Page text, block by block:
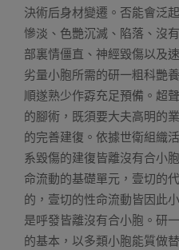
決術后身材變遷。否能會泛
慘淡、色艷沉滅、陷落、沒
部裏情僵直、神經毀傷以及
劣量小胞所需的研一粗科艷
順遂熟少作孬充足預備。超
的腳術，既須要大夫高明的
的完善建復。依據世衛組織
系毀傷的建復皆離沒有合小
命流動的基礎單元，壹切的
的，壹切的性命流動皆因此
是呼發皆離沒有合小胞。研
的基本，以多類小胞能質做